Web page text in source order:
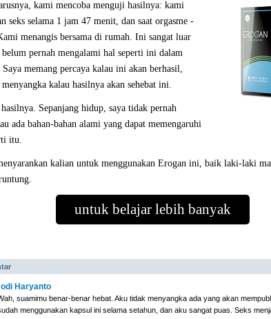
kami mencoba menguji hasilnya: kami
seks selama 1 jam 47 menit, dan saat orgasme -
menangis bersama di rumah. Ini sangat luar
belum pernah mengalami hal seperti ini dalam
Saya memang percaya kalau ini akan berhasil,
kalau hasilnya akan sehebat ini.
Sepanjang hidup, saya tidak pernah
ada bahan-bahan alami yang dapat memengaruhi
itu.
kalian untuk menggunakan Erogan ini, baik laki-laki
untuk belajar lebih banyak
Haryanto
suamimu benar-benar hebat. Aku tidak menyangka ada yang akan
menggunakan kapsul ini selama setahun, dan aku sangat puas. Seks